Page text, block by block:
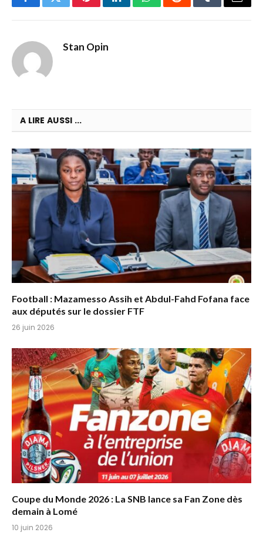
FacebookTwitterPinterestLinkedInWhatsAppRedditTumblrEmail
Stan Opin
A LIRE AUSSI ...
Football : Mazamesso Assih et Abdul-Fahd Fofana face
aux députés sur le dossier FTF
26 juin 2026
Coupe du Monde 2026 : La SNB lance sa Fan Zone dès
demain à Lomé
10 juin 2026